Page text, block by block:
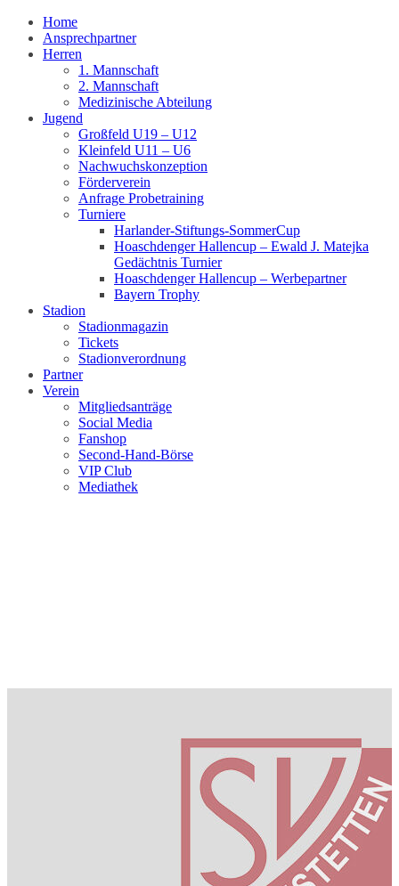
Home
Ansprechpartner
Herren
1. Mannschaft
2. Mannschaft
Medizinische Abteilung
Jugend
Großfeld U19 – U12
Kleinfeld U11 – U6
Nachwuchskonzeption
Förderverein
Anfrage Probetraining
Turniere
Harlander-Stiftungs-SommerCup
Hoaschdenger Hallencup – Ewald J. Matejka
Gedächtnis Turnier
Hoaschdenger Hallencup – Werbepartner
Bayern Trophy
Stadion
Stadionmagazin
Tickets
Stadionverordnung
Partner
Verein
Mitgliedsanträge
Social Media
Fanshop
Second-Hand-Börse
VIP Club
Mediathek